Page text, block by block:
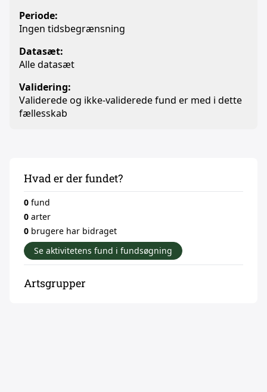
Periode:
Ingen tidsbegrænsning
Datasæt:
Alle datasæt
Validering:
Validerede og ikke-validerede fund er med i dette
fællesskab
Hvad er der fundet?
0 fund
0 arter
0 brugere har bidraget
Se aktivitetens fund i fundsøgning
Artsgrupper